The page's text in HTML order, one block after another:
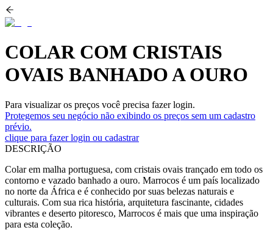
COLAR COM CRISTAIS
OVAIS BANHADO A OURO
Para visualizar os preços você precisa fazer login.
Protegemos seu negócio não exibindo os preços sem um cadastro
prévio.
clique para fazer login ou cadastrar
DESCRIÇÃO
Colar em malha portuguesa, com cristais ovais trançado em todo os
contorno e vazado banhado a ouro. Marrocos é um país localizado
no norte da África e é conhecido por suas belezas naturais e
culturais. Com sua rica história, arquitetura fascinante, cidades
vibrantes e deserto pitoresco, Marrocos é mais que uma inspiração
para esta coleção.